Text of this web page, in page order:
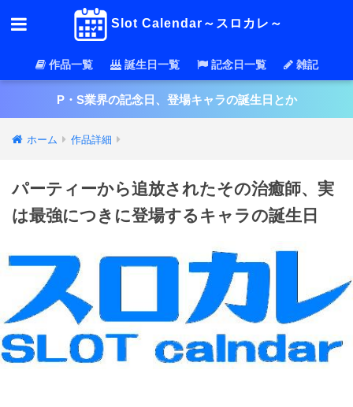
Slot Calendar～スロカレ～
作品一覧 誕生日一覧 記念日一覧 雑記
P・S業界の記念日、登場キャラの誕生日とか
ホーム 作品詳細
パーティーから追放されたその治癒師、実
は最強につきに登場するキャラの誕生日